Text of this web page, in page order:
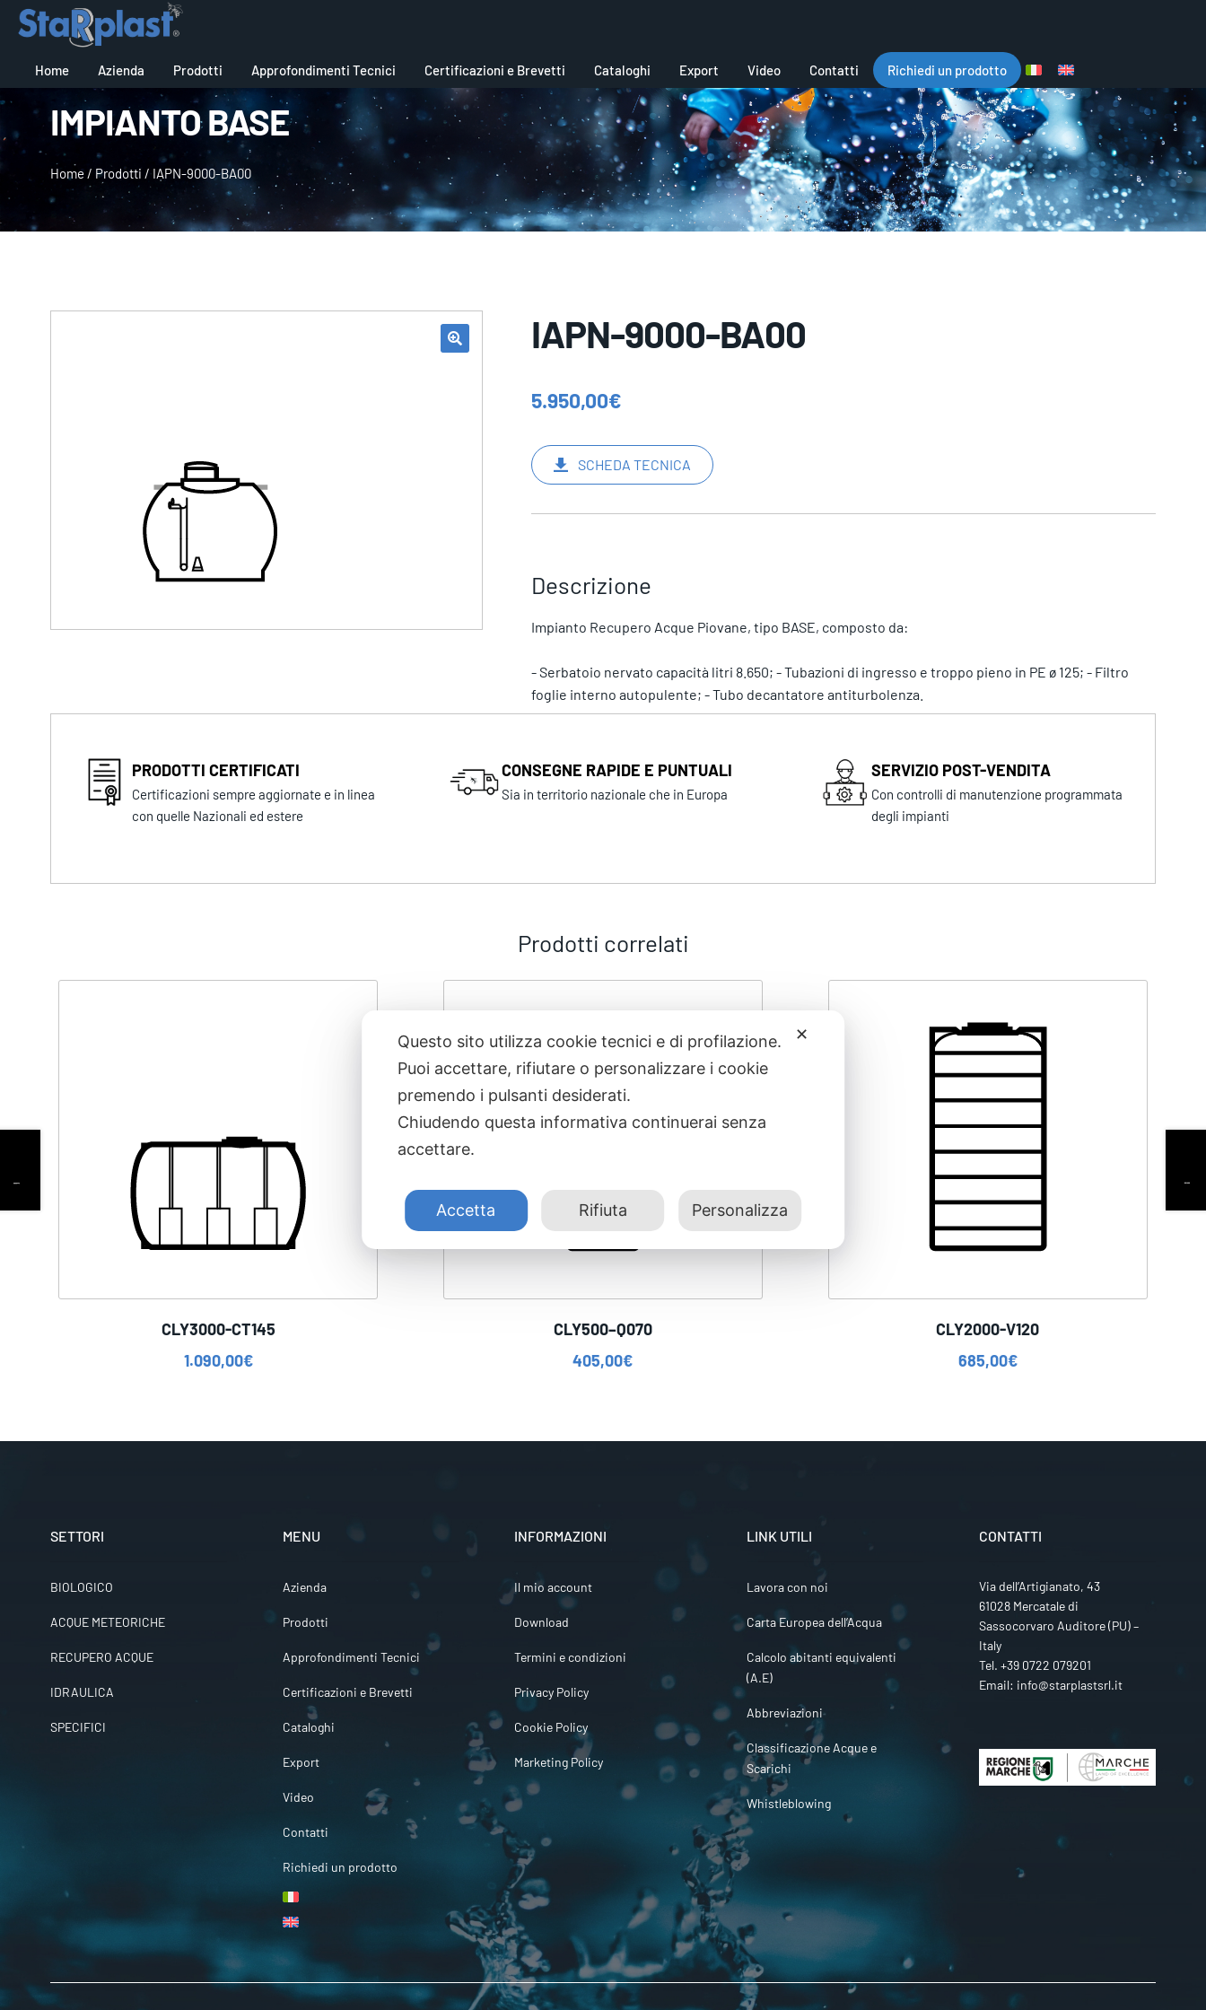
Home Azienda Prodotti Approfondimenti Tecnici Certificazioni e Brevetti Cataloghi Export Video Contatti Richiedi un prodotto
IMPIANTO BASE
Home / Prodotti / IAPN-9000-BA00
IAPN-9000-BA00
5.950,00€
SCHEDA TECNICA
Descrizione
Impianto Recupero Acque Piovane, tipo BASE, composto da:
- Serbatoio nervato capacità litri 8.650; - Tubazioni di ingresso e troppo pieno in PE ø 125; - Filtro
foglie interno autopulente; - Tubo decantatore antiturbolenza.
PRODOTTI CERTIFICATI
Certificazioni sempre aggiornate e in linea
con quelle Nazionali ed estere
CONSEGNE RAPIDE E PUNTUALI
Sia in territorio nazionale che in Europa
SERVIZIO POST-VENDITA
Con controlli di manutenzione programmata
degli impianti
Prodotti correlati
CLY3000-CT145
1.090,00€
CLY500–Q070
405,00€
CLY2000-V120
685,00€
SETTORI
BIOLOGICO
ACQUE METEORICHE
RECUPERO ACQUE
IDRAULICA
SPECIFICI
MENU
Azienda
Prodotti
Approfondimenti Tecnici
Certificazioni e Brevetti
Cataloghi
Export
Video
Contatti
Richiedi un prodotto
INFORMAZIONI
Il mio account
Download
Termini e condizioni
Privacy Policy
Cookie Policy
Marketing Policy
LINK UTILI
Lavora con noi
Carta Europea dell’Acqua
Calcolo abitanti equivalenti
(A.E)
Abbreviazioni
Classificazione Acque e
Scarichi
Whistleblowing
CONTATTI
Via dell’Artigianato, 43
61028 Mercatale di
Sassocorvaro Auditore (PU) –
Italy
Tel. +39 0722 079201
Email: info@starplastsrl.it
✕
Questo sito utilizza cookie tecnici e di profilazione.
Puoi accettare, rifiutare o personalizzare i cookie
premendo i pulsanti desiderati.
Chiudendo questa informativa continuerai senza
accettare.
Accetta Rifiuta Personalizza